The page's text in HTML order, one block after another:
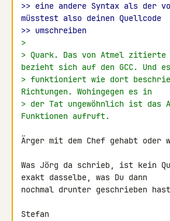
>> eine andere Syntax als der
müsstest also deinen Quellcode
>> umschreiben
>
> Quark. Das von Atmel zitierte
bezieht sich auf den GCC. Und es
> funktioniert wie dort
Richtungen. Wohingegen es in
> der Tat ungewöhnlich ist das
Funktionen aufruft.
Ärger mit dem Chef gehabt oder
Was Jörg da schrieb, ist kein
exakt dasselbe, was Du dann
nochmal drunter geschrieben
Stefan